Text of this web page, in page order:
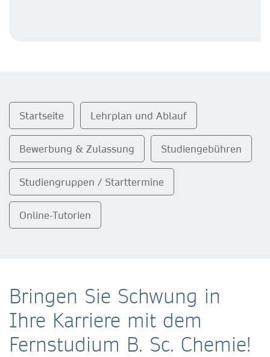
Startseite Lehrplan und Ablauf
Bewerbung & Zulassung Studiengebühren
Studiengruppen / Starttermine
Online-Tutorien
Bringen Sie Schwung in
Ihre Karriere mit dem
Fernstudium B. Sc. Chemie!